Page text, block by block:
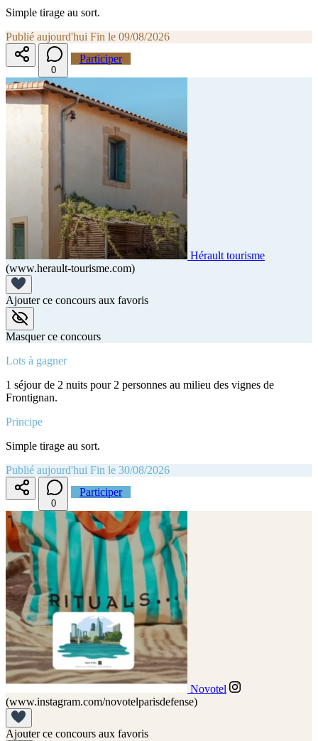
Simple tirage au sort.
Publié aujourd'hui Fin le 09/08/2026
0
Participer
Hérault tourisme
(www.herault-tourisme.com)
Ajouter ce concours aux favoris
Masquer ce concours
Lots à gagner
1 séjour de 2 nuits pour 2 personnes au milieu des vignes de
Frontignan.
Principe
Simple tirage au sort.
Publié aujourd'hui Fin le 30/08/2026
0
Participer
Novotel
(www.instagram.com/novotelparisdefense)
Ajouter ce concours aux favoris